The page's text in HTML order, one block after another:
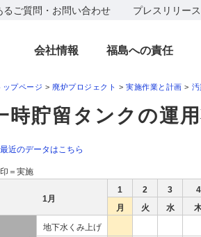
るご質問・お問い合わせ プレスリリー
会社情報 福島への責任
ップページ > 廃炉プロジェクト >実施作業と計画 >
時貯留タンクの運
最近のデータはこちら
印＝実施
1月
1 2 3 4
月
火 水
地下水くみ上げ